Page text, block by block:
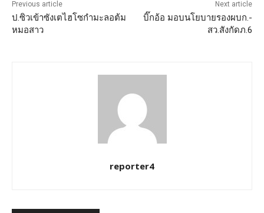
Previous article
ป.ซิวเข้าซังเตไฮโซกำมะลอต้ม
หมอสาว
Next article
บิ๊กอ้อ มอบนโยบายรองผบก.-
สว.สังกัดภ.6
reporter4